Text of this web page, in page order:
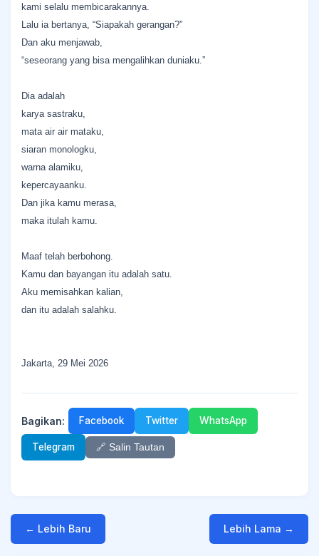
kami selalu membicarakannya.
Lalu ia bertanya, “Siapakah gerangan?”
Dan aku menjawab,
“seseorang yang bisa mengalihkan duniaku.”
Dia adalah
karya sastraku,
mata air air mataku,
siaran monologku,
warna alamiku,
kepercayaanku.
Dan jika kamu merasa,
maka itulah kamu.
Maaf telah berbohong.
Kamu dan bayangan itu adalah satu.
Aku memisahkan kalian,
dan itu adalah salahku.
Jakarta, 29 Mei 2026
Bagikan: Facebook Twitter WhatsApp
Telegram 🔗 Salin Tautan
← Lebih Baru Lebih Lama →